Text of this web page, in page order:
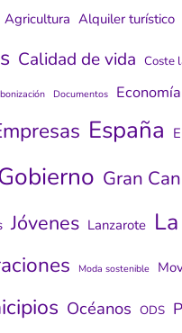
Agricultura Alquiler turístico
Calidad de vida Coste
Documentos
España
Gran
Jóvenes Lanzarote
Moda sostenible
Océanos ODS